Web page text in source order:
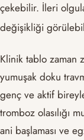
çekebilir. İleri
değişikliği
Klinik tablo zaman
yumuşak doku
genç ve aktif
tromboz olasılığı
ani başlaması ve